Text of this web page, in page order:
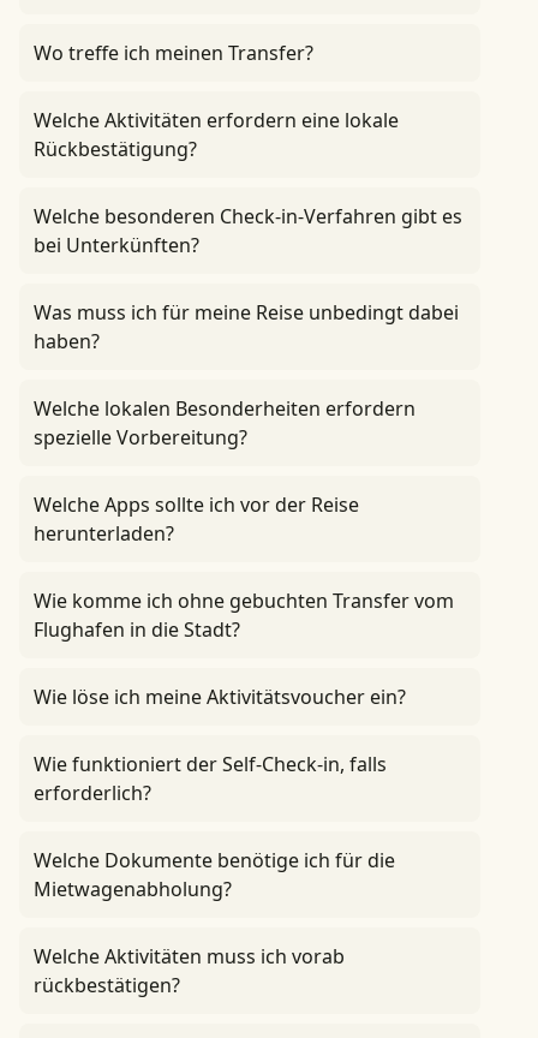
Wo treffe ich meinen Transfer?
Welche Aktivitäten erfordern eine lokale
Rückbestätigung?
Welche besonderen Check-in-Verfahren gibt es
bei Unterkünften?
Was muss ich für meine Reise unbedingt dabei
haben?
Welche lokalen Besonderheiten erfordern
spezielle Vorbereitung?
Welche Apps sollte ich vor der Reise
herunterladen?
Wie komme ich ohne gebuchten Transfer vom
Flughafen in die Stadt?
Wie löse ich meine Aktivitätsvoucher ein?
Wie funktioniert der Self-Check-in, falls
erforderlich?
Welche Dokumente benötige ich für die
Mietwagenabholung?
Welche Aktivitäten muss ich vorab
rückbestätigen?